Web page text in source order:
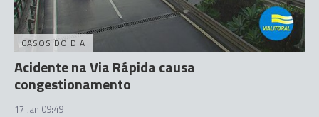
CASOS DO DIA
Acidente na Via Rápida causa
congestionamento
17 Jan 09:49